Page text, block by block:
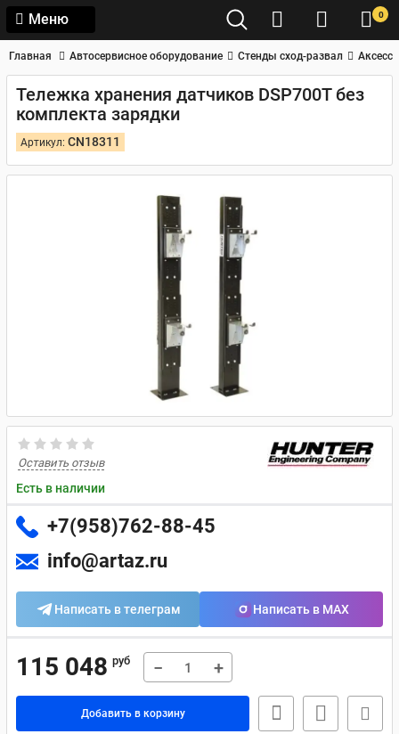
Меню 0
Главная Автосервисное оборудование Стенды сход-развал
Тележка хранения датчиков DSP700T без
комплекта зарядки
Артикул: CN18311
Оставить отзыв
Есть в наличии
+7(958)762-88-45
info@artaz.ru
Написать в телеграм Написать в MAX
115 048 руб − +
Добавить в корзину